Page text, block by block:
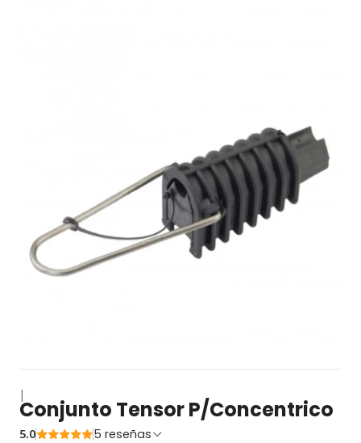
|
Conjunto Tensor P/Concentrico
5.0 5 reseñas